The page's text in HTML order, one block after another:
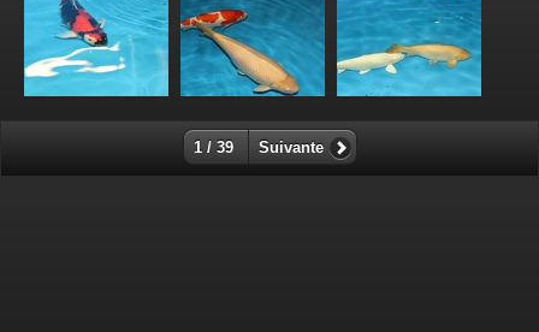
1 / 39 Suivante